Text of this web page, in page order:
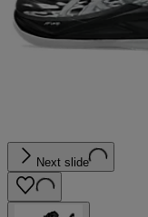
Next slide